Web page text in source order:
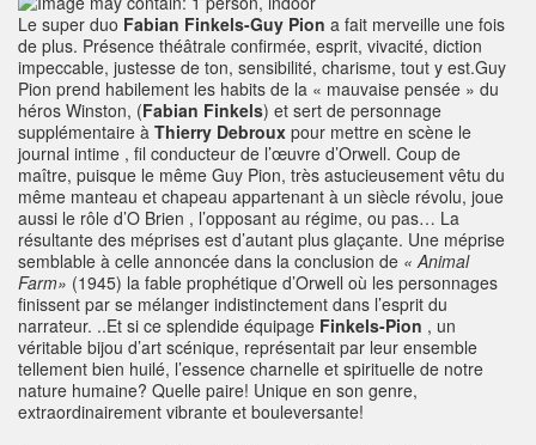
Le super duo Fabian Finkels-Guy Pion a fait merveille une fois
de plus. Présence théâtrale confirmée, esprit, vivacité, diction
impeccable, justesse de ton, sensibilité, charisme, tout y est.Guy
Pion prend habilement les habits de la « mauvaise pensée » du
héros Winston, (Fabian Finkels) et sert de personnage
supplémentaire à Thierry Debroux pour mettre en scène le
journal intime , fil conducteur de l’œuvre d’Orwell. Coup de
maître, puisque le même Guy Pion, très astucieusement vêtu du
même manteau et chapeau appartenant à un siècle révolu, joue
aussi le rôle d’O Brien , l’opposant au régime, ou pas… La
résultante des méprises est d’autant plus glaçante. Une méprise
semblable à celle annoncée dans la conclusion de « Animal
Farm» (1945) la fable prophétique d’Orwell où les personnages
finissent par se mélanger indistinctement dans l’esprit du
narrateur. ..Et si ce splendide équipage Finkels-Pion , un
véritable bijou d’art scénique, représentait par leur ensemble
tellement bien huilé, l’essence charnelle et spirituelle de notre
nature humaine? Quelle paire! Unique en son genre,
extraordinairement vibrante et bouleversante!